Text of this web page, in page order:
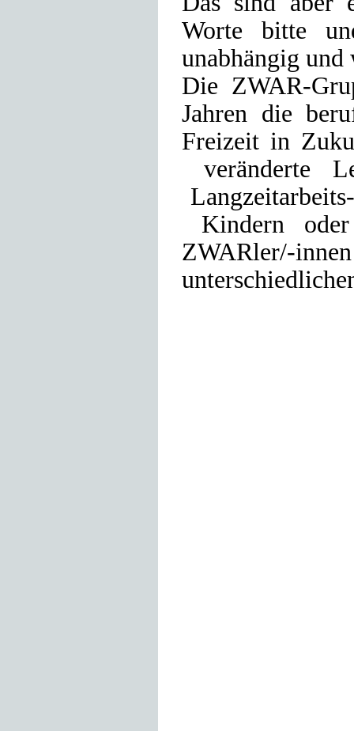
Worte bitte
unabhängig
Die ZWAR-
Jahren die
Freizeit in
veränderte
Kindern
ZWARler/-